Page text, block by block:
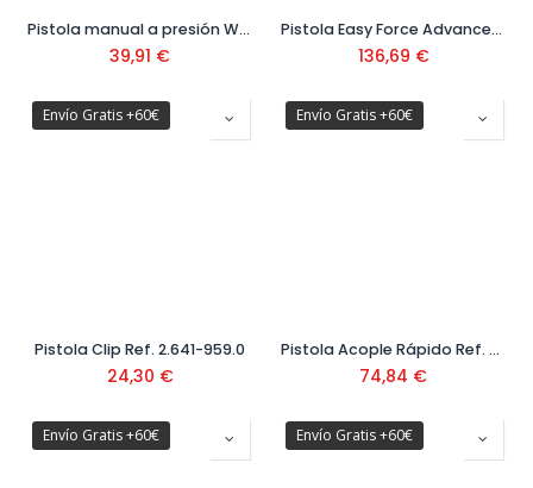
Pistola manual a presión WBS3 Ref. 1.645-600.0
39,91 €
Pistola Easy Force Advanced Ref. 4.118-005.0
136,69 €
Envío Gratis +60€
Pistola Clip Ref. 2.641-959.0
24,30 €
Envío Gratis +60€
Pistola Acople Rápido Ref. 2.644-372.0
74,84 €
Envío Gratis +60€ Envío Gratis +60€